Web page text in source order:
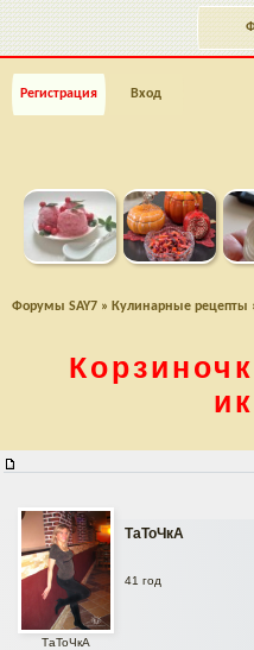
Регистрация Вход
Форумы SAY7 » Кулинарные рецепты
ТаТоЧкА
ТаТоЧкА
41 год